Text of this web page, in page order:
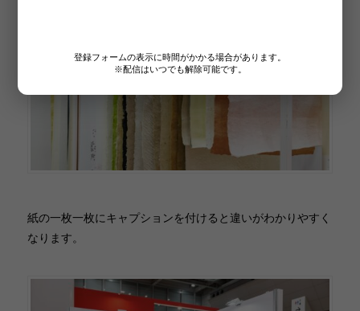
紙の一枚一枚にキャプションを付けると違いがわかりやすく
なります。
登録フォームの表示に時間がかかる場合があります。
※配信はいつでも解除可能です。